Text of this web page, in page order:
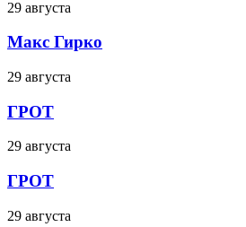
29 августа
Макс Гирко
29 августа
ГРОТ
29 августа
ГРОТ
29 августа